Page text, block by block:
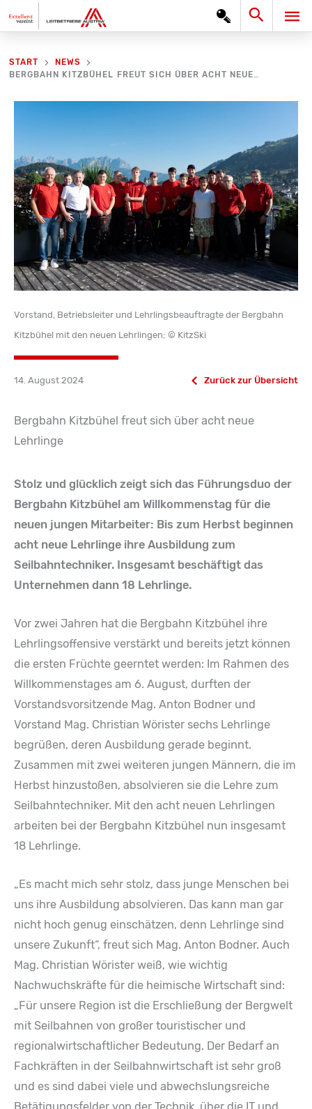
Inhalt
Search
START
NEWS
BERGBAHN KITZBÜHEL FREUT SICH ÜBER ACHT NEUE LEHRLINGE
Vorstand, Betriebsleiter und Lehrlingsbeauftragte der Bergbahn
Kitzbühel mit den neuen Lehrlingen; © KitzSki
14. August 2024 Zurück zur Übersicht
Bergbahn Kitzbühel freut sich über acht neue
Lehrlinge
Stolz und glücklich zeigt sich das Führungsduo der
Bergbahn Kitzbühel am Willkommenstag für die
neuen jungen Mitarbeiter: Bis zum Herbst beginnen
acht neue Lehrlinge ihre Ausbildung zum
Seilbahntechniker. Insgesamt beschäftigt das
Unternehmen dann 18 Lehrlinge.
Vor zwei Jahren hat die Bergbahn Kitzbühel ihre
Lehrlingsoffensive verstärkt und bereits jetzt können
die ersten Früchte geerntet werden: Im Rahmen des
Willkommenstages am 6. August, durften der
Vorstandsvorsitzende Mag. Anton Bodner und
Vorstand Mag. Christian Wörister sechs Lehrlinge
begrüßen, deren Ausbildung gerade beginnt.
Zusammen mit zwei weiteren jungen Männern, die im
Herbst hinzustoßen, absolvieren sie die Lehre zum
Seilbahntechniker. Mit den acht neuen Lehrlingen
arbeiten bei der Bergbahn Kitzbühel nun insgesamt
18 Lehrlinge.
„Es macht mich sehr stolz, dass junge Menschen bei
uns ihre Ausbildung absolvieren. Das kann man gar
nicht hoch genug einschätzen, denn Lehrlinge sind
unsere Zukunft“, freut sich Mag. Anton Bodner. Auch
Mag. Christian Wörister weiß, wie wichtig
Nachwuchskräfte für die heimische Wirtschaft sind:
„Für unsere Region ist die Erschließung der Bergwelt
mit Seilbahnen von großer touristischer und
regionalwirtschaftlicher Bedeutung. Der Bedarf an
Fachkräften in der Seilbahnwirtschaft ist sehr groß
und es sind dabei viele und abwechslungsreiche